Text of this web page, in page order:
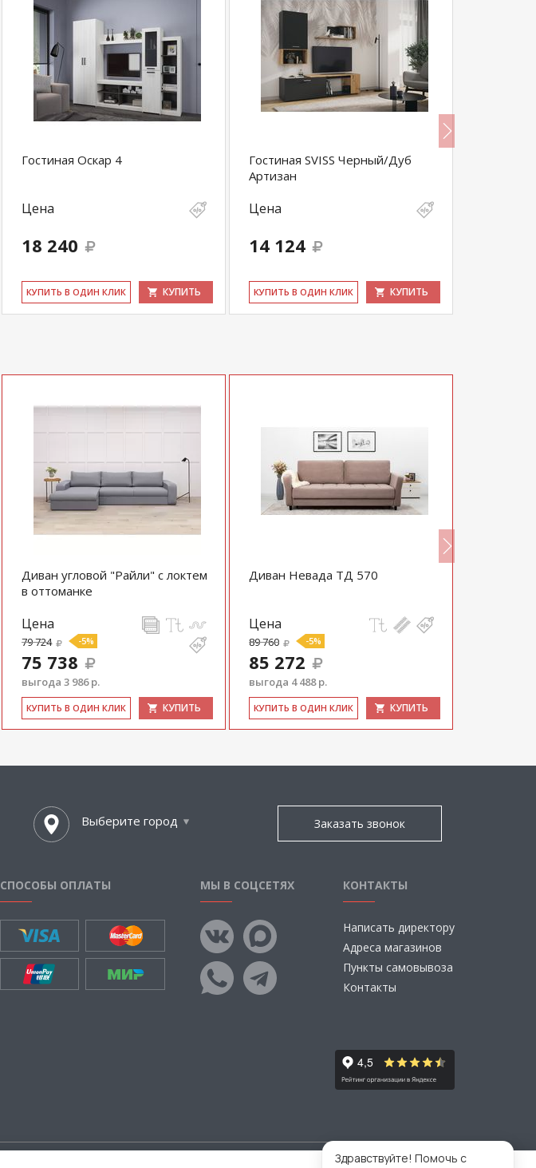
Гостиная Оскар 4
Цена
18 240
КУ­ПИТЬ В ОДИН КЛИК КУПИТЬ
Гостиная SVISS Черный/Дуб
Артизан
Цена
14 124
КУ­ПИТЬ В ОДИН КЛИК КУПИТЬ
Диван угловой "Райли" с локтем
в оттоманке
Цена
79 724 -5%
75 738
выгода 3 986 р.
КУ­ПИТЬ В ОДИН КЛИК КУПИТЬ
Диван Невада ТД 570
Цена
89 760 -5%
85 272
выгода 4 488 р.
КУ­ПИТЬ В ОДИН КЛИК КУПИТЬ
Выберите город Заказать звонок
СПОСОБЫ ОПЛАТЫ МЫ В СОЦСЕТЯХ КОНТАКТЫ
Написать директору
Адреса магазинов
Пункты самовывоза
Контакты
Здравствуйте! Помочь с